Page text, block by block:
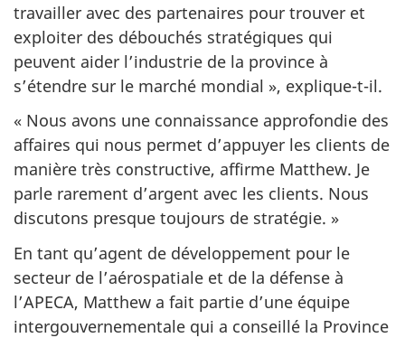
travailler avec des partenaires pour trouver et
exploiter des débouchés stratégiques qui
peuvent aider l’industrie de la province à
s’étendre sur le marché mondial », explique-t-il.
« Nous avons une connaissance approfondie des
affaires qui nous permet d’appuyer les clients de
manière très constructive, affirme Matthew. Je
parle rarement d’argent avec les clients. Nous
discutons presque toujours de stratégie. »
En tant qu’agent de développement pour le
secteur de l’aérospatiale et de la défense à
l’APECA, Matthew a fait partie d’une équipe
intergouvernementale qui a conseillé la Province